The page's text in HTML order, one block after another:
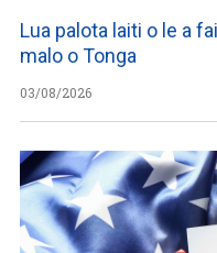
Lua palota laiti o le a
malo o Tonga
03/08/2026